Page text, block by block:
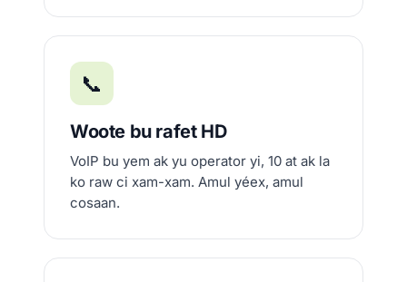
📞
Woote bu rafet HD
VoIP bu yem ak yu operator yi, 10 at ak la
ko raw ci xam-xam. Amul yéex, amul
cosaan.